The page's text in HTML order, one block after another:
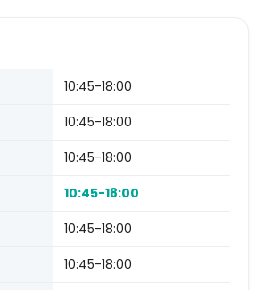
10:45-18:00
10:45-18:00
10:45-18:00
10:45-18:00
10:45-18:00
10:45-18:00